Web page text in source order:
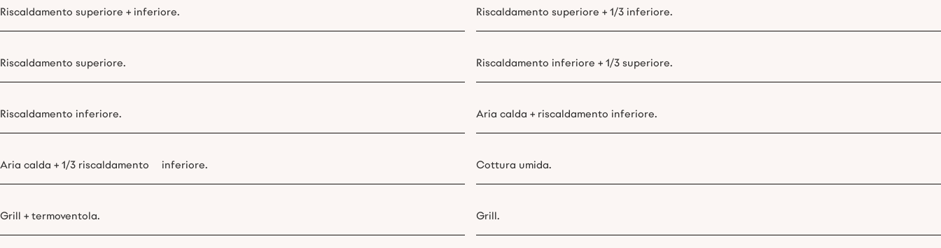
Riscaldamento superiore + inferiore. Riscaldamento superiore + 1/3 inferiore.
Riscaldamento superiore. Riscaldamento inferiore + 1/3 superiore.
Riscaldamento inferiore. Aria calda + riscaldamento inferiore.
Aria calda + 1/3 riscaldamento inferiore. Cottura umida.
Grill + termoventola. Grill.